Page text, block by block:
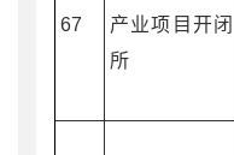
67
产业项目开闭
所